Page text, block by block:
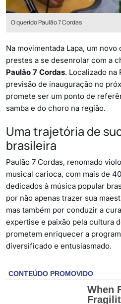
O querido Paulão 7 Cordas
Na movimentada Lapa, um
prestes a se desenrolar com a
Paulão 7 Cordas. Localizado na
previsão de inauguração no
promete ser um ponto de
samba e do choro na região.
Uma trajetória de
brasileira
Paulão 7 Cordas, renomado
musical carioca, com mais de
dedicados à música popular
por não apenas trazer sua
mas também por conduzir a
expertise e paixão pela cultura
prometem enriquecer a
diversificado e entusiasmado.